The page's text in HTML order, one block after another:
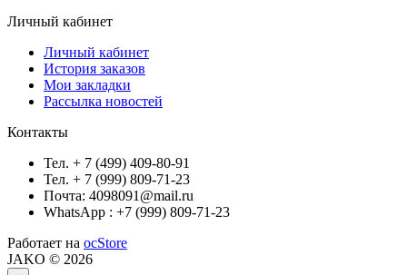
Личный кабинет
Личный кабинет
История заказов
Мои закладки
Рассылка новостей
Контакты
Тел. + 7 (499) 409-80-91
Тел. + 7 (999) 809-71-23
Почта: 4098091@mail.ru
WhatsApp : +7 (999) 809-71-23
Работает на ocStore
JAKO © 2026